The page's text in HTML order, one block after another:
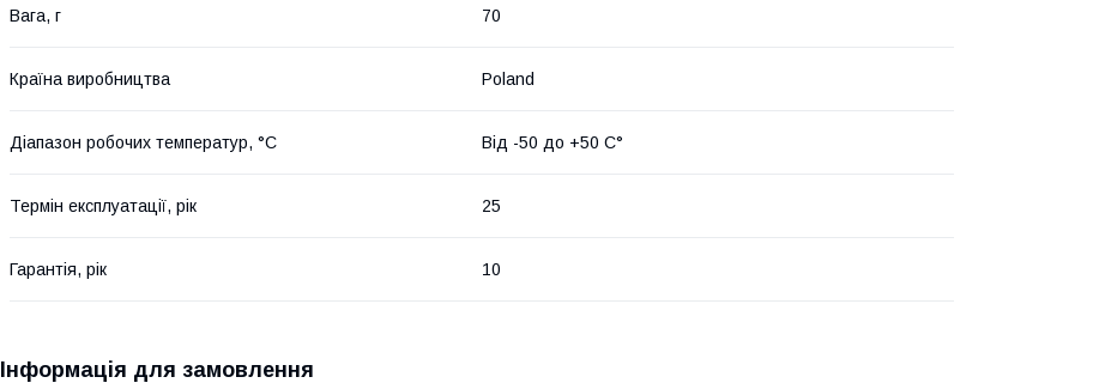
Вага, г 70
Країна виробництва Poland
Діапазон робочих температур, °С Від -50 до +50 С°
Термін експлуатації, рік 25
Гарантія, рік 10
Інформація для замовлення